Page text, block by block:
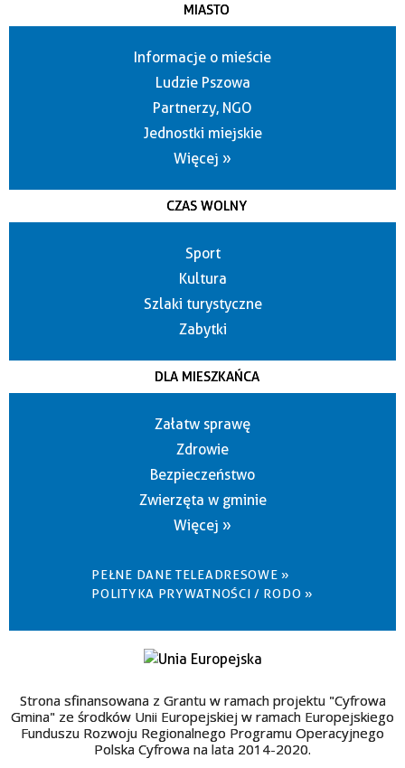
MIASTO
Informacje o mieście
Ludzie Pszowa
Partnerzy, NGO
Jednostki miejskie
Więcej »
CZAS WOLNY
Sport
Kultura
Szlaki turystyczne
Zabytki
DLA MIESZKAŃCA
Załatw sprawę
Zdrowie
Bezpieczeństwo
Zwierzęta w gminie
Więcej »
PEŁNE DANE TELEADRESOWE »
POLITYKA PRYWATNOŚCI / RODO »
Strona sfinansowana z Grantu w ramach projektu "Cyfrowa
Gmina" ze środków Unii Europejskiej w ramach Europejskiego
Funduszu Rozwoju Regionalnego Programu Operacyjnego
Polska Cyfrowa na lata 2014-2020.